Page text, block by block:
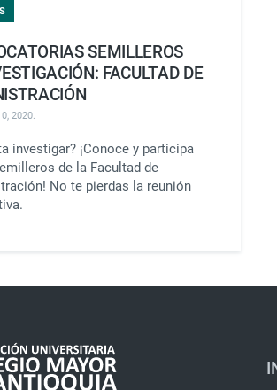
SEMILLEROS
FACULTAD DE
2020.
investigar? ¡Conoce y participa
de la Facultad de
No te pierdas la reunión